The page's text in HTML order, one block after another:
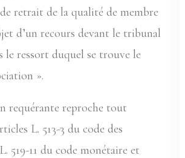
retrait de la qualité de membre
d’un recours devant le tribunal
le ressort duquel se trouve le
».
requérante reproche tout
L. 513-3 du code des
519-11 du code monétaire et